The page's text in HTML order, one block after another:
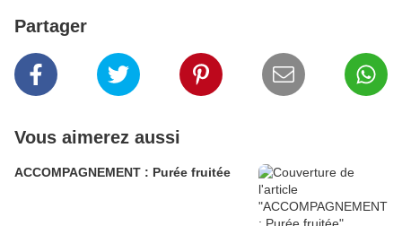
Partager
Vous aimerez aussi
ACCOMPAGNEMENT : Purée fruitée